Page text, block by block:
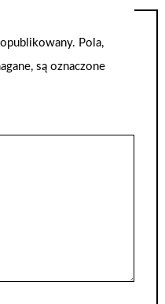
Pola,
są oznaczone